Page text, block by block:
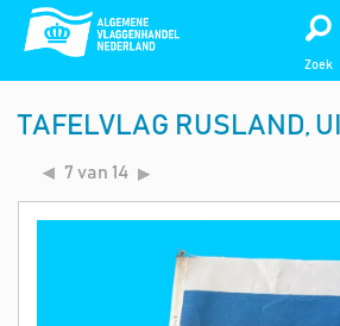
Zoek
TAFELVLAG RUSLAND,
7 van 14